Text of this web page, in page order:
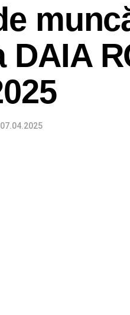
DAIA
07.04.2025